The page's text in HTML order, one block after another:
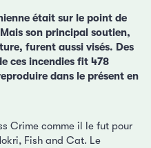
était sur le point de
son principal soutien,
furent aussi visés. Des
ces incendies fit 478
dans le présent en
Crime comme il le fut pour
Fish and Cat. Le